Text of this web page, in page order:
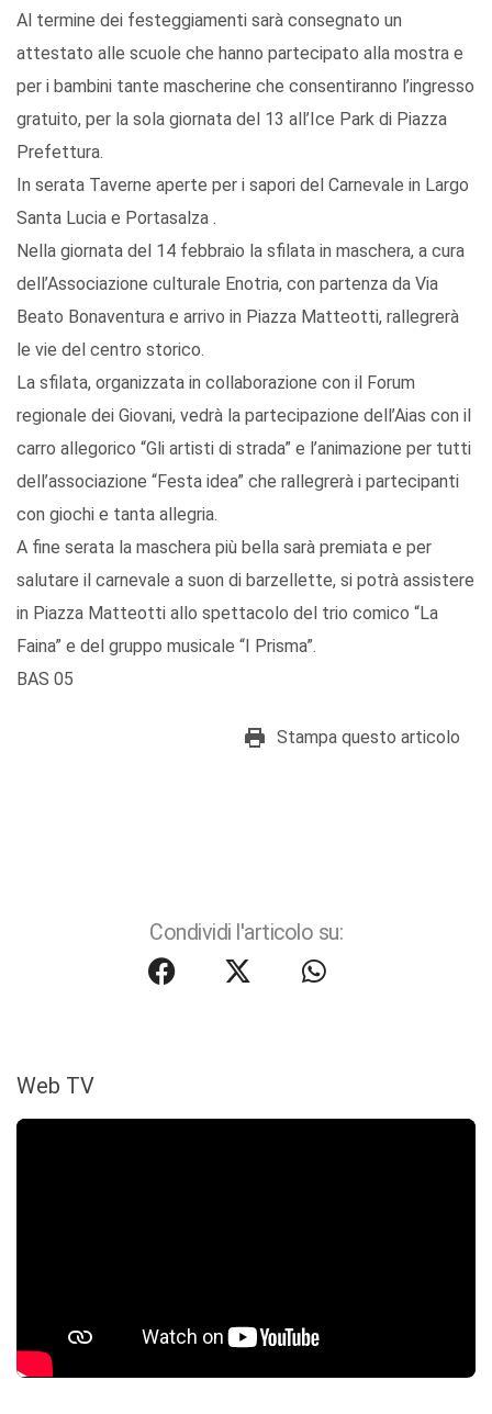
Al termine dei festeggiamenti sarà consegnato un
attestato alle scuole che hanno partecipato alla mostra e
per i bambini tante mascherine che consentiranno l’ingresso
gratuito, per la sola giornata del 13 all’Ice Park di Piazza
Prefettura.
In serata Taverne aperte per i sapori del Carnevale in Largo
Santa Lucia e Portasalza .
Nella giornata del 14 febbraio la sfilata in maschera, a cura
dell’Associazione culturale Enotria, con partenza da Via
Beato Bonaventura e arrivo in Piazza Matteotti, rallegrerà
le vie del centro storico.
La sfilata, organizzata in collaborazione con il Forum
regionale dei Giovani, vedrà la partecipazione dell’Aias con il
carro allegorico “Gli artisti di strada” e l’animazione per tutti
dell’associazione “Festa idea” che rallegrerà i partecipanti
con giochi e tanta allegria.
A fine serata la maschera più bella sarà premiata e per
salutare il carnevale a suon di barzellette, si potrà assistere
in Piazza Matteotti allo spettacolo del trio comico “La
Faina” e del gruppo musicale “I Prisma”.
BAS 05
Stampa questo articolo
Condividi l'articolo su:
Web TV